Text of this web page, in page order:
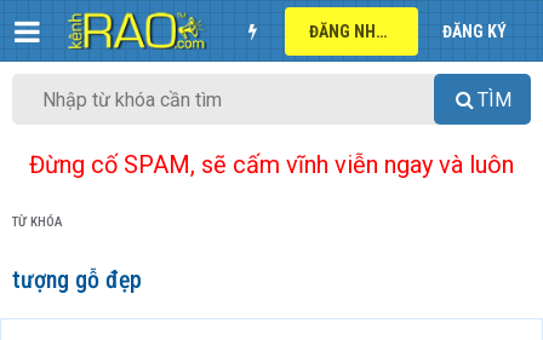
ĐĂNG NHẬP ĐĂNG KÝ
TÌM
Đừng cố SPAM, sẽ cấm vĩnh viễn ngay và luôn
TỪ KHÓA
tượng gỗ đẹp